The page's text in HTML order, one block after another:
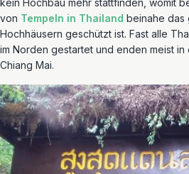
von Tempeln in Thailand beinahe das
Hochhäusern geschützt ist. Fast alle
im Norden gestartet und enden meist
Chiang Mai.